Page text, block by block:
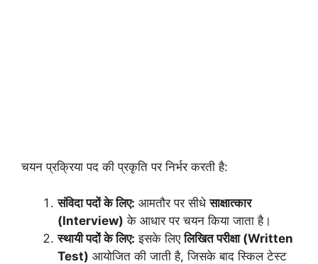
चयन प्रक्रिया पद की प्रकृति पर निर्भर करती है:
संविदा पदों के लिए: आमतौर पर सीधेसाक्षात्कार
(Interview) के आधार पर चयन किया जाता है।
स्थायी पदों के लिए: इसके लिएलिखित परीक्षा (Written
Test) आयोजित की जाती है, जिसके बाद स्किल टेस्ट